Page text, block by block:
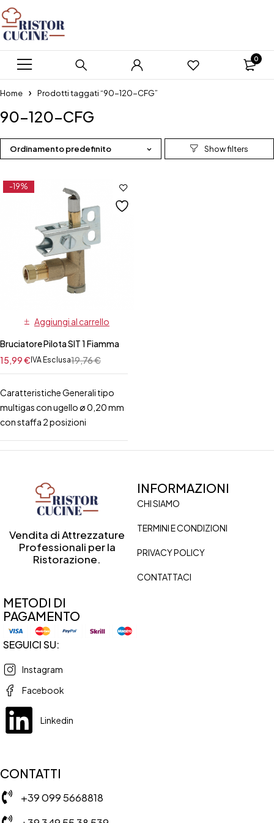
0
Home Prodotti taggati “90-120-CFG”
90-120-CFG
Ordinamento predefinito
-19%
Aggiungi al carrello
Bruciatore Pilota SIT 1 Fiamma
19,76€
15,99€ IVA Esclusa
Caratteristiche Generali tipo
multigas con ugello ø 0,20 mm
con staffa 2 posizioni
Vendita di Attrezzature
Professionali per la
Ristorazione.
INFORMAZIONI
CHI SIAMO
TERMINI E CONDIZIONI
PRIVACY POLICY
CONTATTACI
METODI DI
PAGAMENTO
SEGUICI SU:
Instagram
Facebook
Linkedin
CONTATTI
+39 099 5668818